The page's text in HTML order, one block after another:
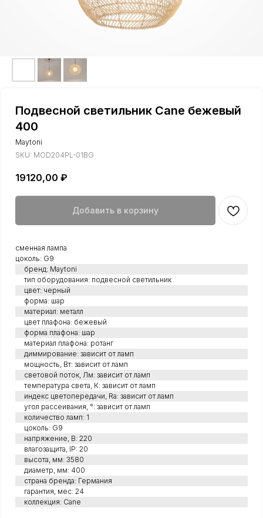
Подвесной светильник Cane бежевый
400
Maytoni
SKU: MOD204PL-01BG
19120,00 ₽
Добавить в корзину
сменная лампа
цоколь: G9
бренд: Maytoni
тип оборудования: подвесной светильник
цвет: черный
форма: шар
материал: металл
цвет плафона: бежевый
форма плафона: шар
материал плафона: ротанг
диммирование: зависит от ламп
мощность, Вт: зависит от ламп
световой поток, Лм: зависит от ламп
температура света, К: зависит от ламп
индекс цветопередачи, Ra: зависит от ламп
угол рассеивания, °: зависит от ламп
количество ламп: 1
цоколь: G9
напряжение, В: 220
влагозащита, IP: 20
высота, мм: 3580
диаметр, мм: 400
страна бренда: Германия
гарантия, мес: 24
коллекция: Cane